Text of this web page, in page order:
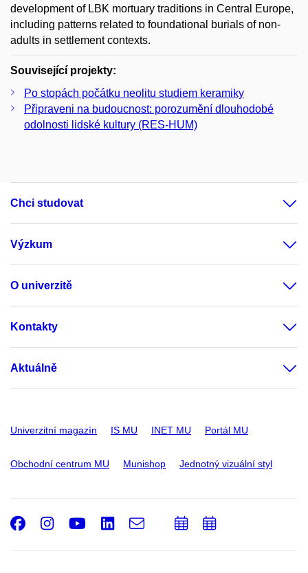
development of LBK mortuary traditions in Central Europe,
including patterns related to foundational burials of non-
adults in settlement contexts.
Související projekty:
Po stopách počátku neolitu studiem keramiky
Připraveni na budoucnost: porozumění dlouhodobé
odolnosti lidské kultury (RES-HUM)
Chci studovat
Výzkum
O univerzitě
Kontakty
Aktuálně
Univerzitní magazín IS MU INET MU Portál MU
Obchodní centrum MU Munishop Jednotný vizuální styl
Facebook
Instagram
Youtube
LinkedIn
e-
PřidatPřidat